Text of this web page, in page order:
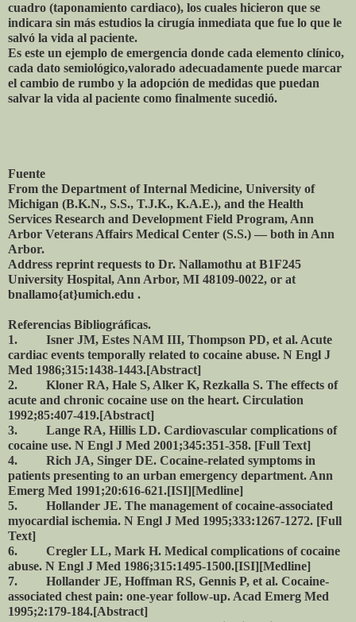
cuadro (taponamiento cardiaco), los cuales hicieron que se
indicara sin más estudios la cirugía inmediata que fue lo que le
salvó la vida al paciente.
Es este un ejemplo de emergencia donde cada elemento clínico,
cada dato semiológico,valorado adecuadamente puede marcar
el cambio de rumbo y la adopción de medidas que puedan
salvar la vida al paciente como finalmente sucedió.
Fuente
From the Department of Internal Medicine, University of
Michigan (B.K.N., S.S., T.J.K., K.A.E.), and the Health
Services Research and Development Field Program, Ann
Arbor Veterans Affairs Medical Center (S.S.) — both in Ann
Arbor.
Address reprint requests to Dr. Nallamothu at B1F245
University Hospital, Ann Arbor, MI 48109-0022, or at
bnallamo{at}umich.edu .
Referencias Bibliográficas.
1. Isner JM, Estes NAM III, Thompson PD, et al. Acute
cardiac events temporally related to cocaine abuse. N Engl J
Med 1986;315:1438-1443.[Abstract]
2. Kloner RA, Hale S, Alker K, Rezkalla S. The effects of
acute and chronic cocaine use on the heart. Circulation
1992;85:407-419.[Abstract]
3. Lange RA, Hillis LD. Cardiovascular complications of
cocaine use. N Engl J Med 2001;345:351-358. [Full Text]
4. Rich JA, Singer DE. Cocaine-related symptoms in
patients presenting to an urban emergency department. Ann
Emerg Med 1991;20:616-621.[ISI][Medline]
5. Hollander JE. The management of cocaine-associated
myocardial ischemia. N Engl J Med 1995;333:1267-1272. [Full
Text]
6. Cregler LL, Mark H. Medical complications of cocaine
abuse. N Engl J Med 1986;315:1495-1500.[ISI][Medline]
7. Hollander JE, Hoffman RS, Gennis P, et al. Cocaine-
associated chest pain: one-year follow-up. Acad Emerg Med
1995;2:179-184.[Abstract]